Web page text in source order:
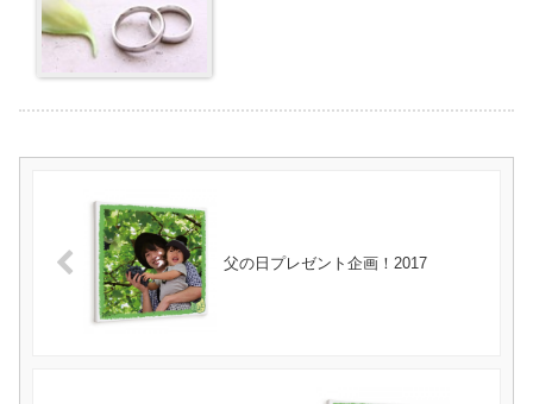
父の日プレゼント企画！2017